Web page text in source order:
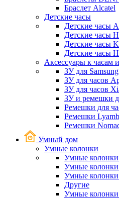
Браслет Alcatel
Детские часы
Детские часы
Детские часы
Детские часы
Детские часы
Аксессуары к часам
ЗУ для
ЗУ для часов
ЗУ для часов
ЗУ и ремешки
Ремешки для
Ремешки
Ремешки
Умный дом
Умные колонки
Умные
Умные
Умные
Другие
Умные колонки